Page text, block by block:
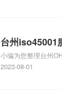
台州iso45001
台州iso45001
费
小编为您整理台州
心哪家收费便宜、台
2023-08-01